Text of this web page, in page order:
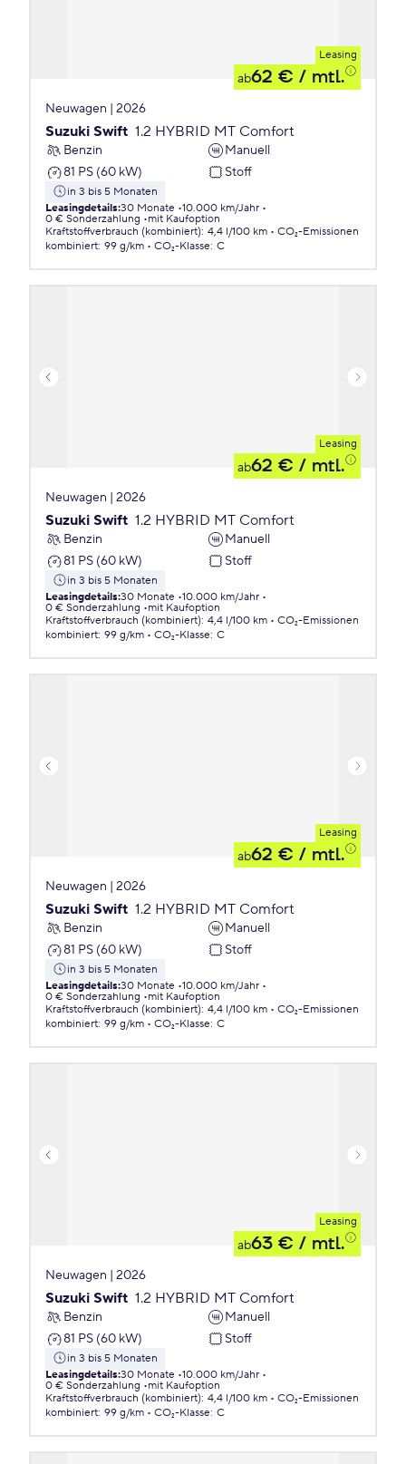
Leasing
ab62 € / mtl.
Neuwagen | 2026
Suzuki Swift 1.2 HYBRID MT Comfort
Benzin
Manuell
81 PS (60 kW)
Stoff
in 3 bis 5 Monaten
Leasingdetails:30 Monate 10.000 km/Jahr
0 € Sonderzahlung
mit Kaufoption
Kraftstoffverbrauch (kombiniert): 4,4 l/100 km
CO₂-Emissionen
kombiniert: 99 g/km CO₂-Klasse: C
Leasing
ab62 € / mtl.
Neuwagen | 2026
Suzuki Swift 1.2 HYBRID MT Comfort
Benzin
Manuell
81 PS (60 kW)
Stoff
in 3 bis 5 Monaten
Leasingdetails:30 Monate 10.000 km/Jahr
0 € Sonderzahlung
mit Kaufoption
Kraftstoffverbrauch (kombiniert): 4,4 l/100 km
CO₂-Emissionen
kombiniert: 99 g/km CO₂-Klasse: C
Leasing
ab62 € / mtl.
Neuwagen | 2026
Suzuki Swift 1.2 HYBRID MT Comfort
Benzin
Manuell
81 PS (60 kW)
Stoff
in 3 bis 5 Monaten
Leasingdetails:30 Monate 10.000 km/Jahr
0 € Sonderzahlung
mit Kaufoption
Kraftstoffverbrauch (kombiniert): 4,4 l/100 km
CO₂-Emissionen
kombiniert: 99 g/km CO₂-Klasse: C
Leasing
ab63 € / mtl.
Neuwagen | 2026
Suzuki Swift 1.2 HYBRID MT Comfort
Benzin
Manuell
81 PS (60 kW)
Stoff
in 3 bis 5 Monaten
Leasingdetails:30 Monate 10.000 km/Jahr
0 € Sonderzahlung
mit Kaufoption
Kraftstoffverbrauch (kombiniert): 4,4 l/100 km
CO₂-Emissionen
kombiniert: 99 g/km CO₂-Klasse: C